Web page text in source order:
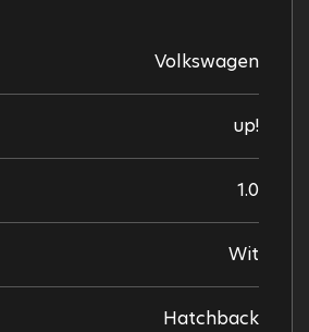
Volkswagen
up!
1.0
Wit
Hatchback